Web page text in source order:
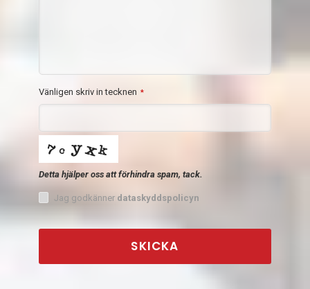
Vänligen skriv in tecknen *
Detta hjälper oss att förhindra spam, tack.
Jag godkänner dataskyddspolicyn
SKICKA